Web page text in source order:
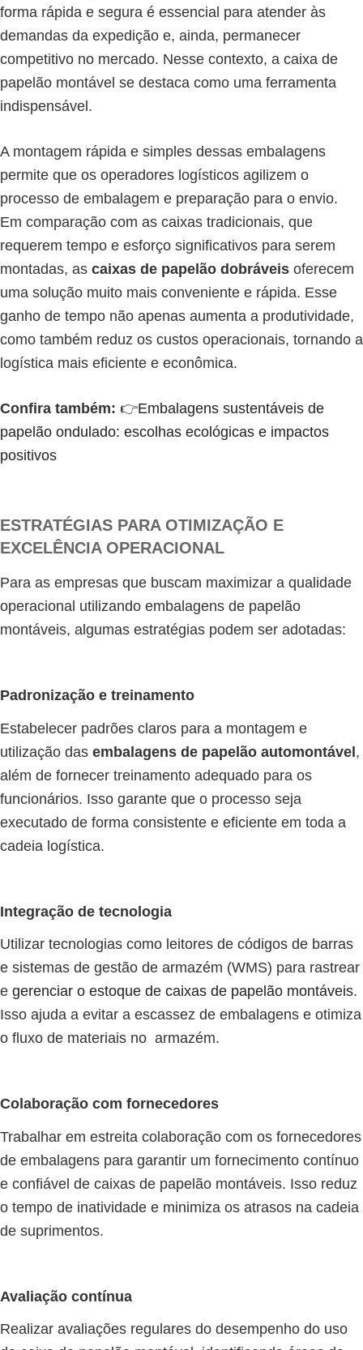
forma rápida e segura é essencial para atender às
demandas da expedição e, ainda, permanecer
competitivo no mercado. Nesse contexto, a caixa de
papelão montável se destaca como uma ferramenta
indispensável.
A montagem rápida e simples dessas embalagens
permite que os operadores logísticos agilizem o
processo de embalagem e preparação para o envio.
Em comparação com as caixas tradicionais, que
requerem tempo e esforço significativos para serem
montadas, as caixas de papelão dobráveis oferecem
uma solução muito mais conveniente e rápida. Esse
ganho de tempo não apenas aumenta a produtividade,
como também reduz os custos operacionais, tornando a
logística mais eficiente e econômica.
Confira também: 👉Embalagens sustentáveis de
papelão ondulado: escolhas ecológicas e impactos
positivos
ESTRATÉGIAS PARA OTIMIZAÇÃO E
EXCELÊNCIA OPERACIONAL
Para as empresas que buscam maximizar a qualidade
operacional utilizando embalagens de papelão
montáveis, algumas estratégias podem ser adotadas:
Padronização e treinamento
Estabelecer padrões claros para a montagem e
utilização das embalagens de papelão automontável,
além de fornecer treinamento adequado para os
funcionários. Isso garante que o processo seja
executado de forma consistente e eficiente em toda a
cadeia logística.
Integração de tecnologia
Utilizar tecnologias como leitores de códigos de barras
e sistemas de gestão de armazém (WMS) para rastrear
e gerenciar o estoque de caixas de papelão montáveis.
Isso ajuda a evitar a escassez de embalagens e otimiza
o fluxo de materiais no armazém.
Colaboração com fornecedores
Trabalhar em estreita colaboração com os fornecedores
de embalagens para garantir um fornecimento contínuo
e confiável de caixas de papelão montáveis. Isso reduz
o tempo de inatividade e minimiza os atrasos na cadeia
de suprimentos.
Avaliação contínua
Realizar avaliações regulares do desempenho do uso